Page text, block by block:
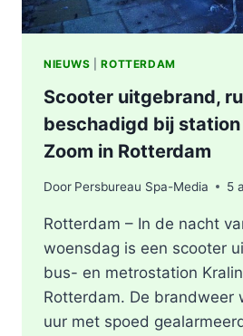
NIEUWS |ROTTERDAM
Scooter uitgebrand,
beschadigd bij
Zoom in Rotterdam
Door Persbureau Spa-Media 5
Rotterdam – In de nacht
woensdag is een scooter
bus- en metrostation
Rotterdam. De brandweer
uur met spoed